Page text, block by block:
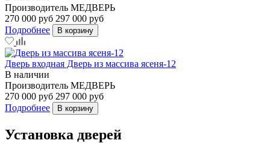
Производитель МЕДВЕРЬ
270 000 руб 297 000 руб
Подробнее
В корзину
Дверь входная Дверь из массива ясеня-12
В наличии
Производитель МЕДВЕРЬ
270 000 руб 297 000 руб
Подробнее
В корзину
Установка дверей